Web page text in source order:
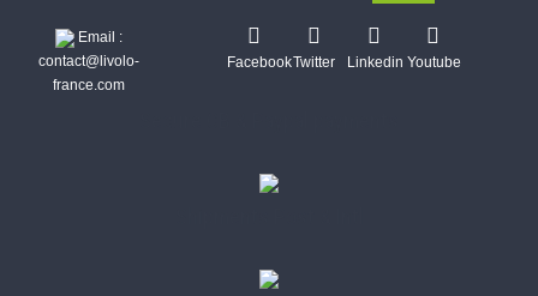
Email :
contact@livolo-
france.com
FacebookTwitter Linkedin Youtube